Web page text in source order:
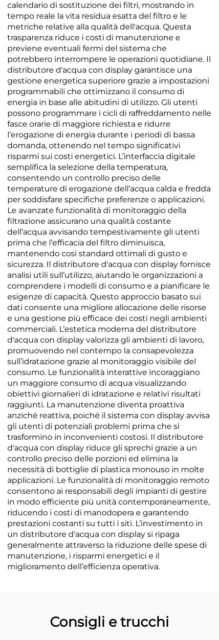
calendario di sostituzione dei filtri, mostrando in
tempo reale la vita residua esatta del filtro e le
metriche relative alla qualità dell'acqua. Questa
trasparenza riduce i costi di manutenzione e
previene eventuali fermi del sistema che
potrebbero interrompere le operazioni quotidiane. Il
distributore d'acqua con display garantisce una
gestione energetica superiore grazie a impostazioni
programmabili che ottimizzano il consumo di
energia in base alle abitudini di utilizzo. Gli utenti
possono programmare i cicli di raffreddamento nelle
fasce orarie di maggiore richiesta e ridurre
l’erogazione di energia durante i periodi di bassa
domanda, ottenendo nel tempo significativi
risparmi sui costi energetici. L’interfaccia digitale
semplifica la selezione della temperatura,
consentendo un controllo preciso delle
temperature di erogazione dell’acqua calda e fredda
per soddisfare specifiche preferenze o applicazioni.
Le avanzate funzionalità di monitoraggio della
filtrazione assicurano una qualità costante
dell’acqua avvisando tempestivamente gli utenti
prima che l’efficacia del filtro diminuisca,
mantenendo così standard ottimali di gusto e
sicurezza. Il distributore d'acqua con display fornisce
analisi utili sull’utilizzo, aiutando le organizzazioni a
comprendere i modelli di consumo e a pianificare le
esigenze di capacità. Questo approccio basato sui
dati consente una migliore allocazione delle risorse
e una gestione più efficace dei costi negli ambienti
commerciali. L’estetica moderna del distributore
d'acqua con display valorizza gli ambienti di lavoro,
promuovendo nel contempo la consapevolezza
sull’idratazione grazie al monitoraggio visibile del
consumo. Le funzionalità interattive incoraggiano
un maggiore consumo di acqua visualizzando
obiettivi giornalieri di idratazione e relativi risultati
raggiunti. La manutenzione diventa proattiva
anziché reattiva, poiché il sistema con display avvisa
gli utenti di potenziali problemi prima che si
trasformino in inconvenienti costosi. Il distributore
d'acqua con display riduce gli sprechi grazie a un
controllo preciso delle porzioni ed elimina la
necessità di bottiglie di plastica monouso in molte
applicazioni. Le funzionalità di monitoraggio remoto
consentono ai responsabili degli impianti di gestire
in modo efficiente più unità contemporaneamente,
riducendo i costi di manodopera e garantendo
prestazioni costanti su tutti i siti. L’investimento in
un distributore d'acqua con display si ripaga
generalmente attraverso la riduzione delle spese di
manutenzione, i risparmi energetici e il
miglioramento dell’efficienza operativa.
Consigli e trucchi